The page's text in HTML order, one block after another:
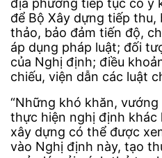
để Bộ Xây dựng tiếp
thảo, bảo đảm tiến độ,
áp dụng pháp luật; đối
của Nghị định; điều
chiếu, viện dẫn các luật
“Những khó khăn,
thực hiện nghị định khác
xây dựng có thể được
vào Nghị định này, tạo